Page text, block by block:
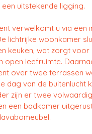
een uitstekende ligging.
verwelkomt u via een
lichtrijke woonkamer
keuken, wat zorgt voor
open leefruimte.
over twee terrassen
dag van de buitenlucht
zijn er twee
een badkamer